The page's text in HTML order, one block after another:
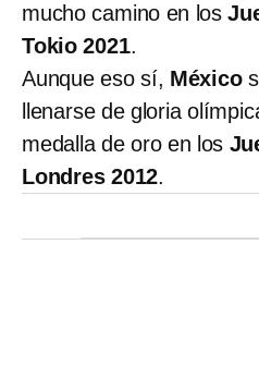
mucho camino en los
Tokio 2021.
Aunque eso sí, México
llenarse de gloria
medalla de oro en los
Londres 2012.